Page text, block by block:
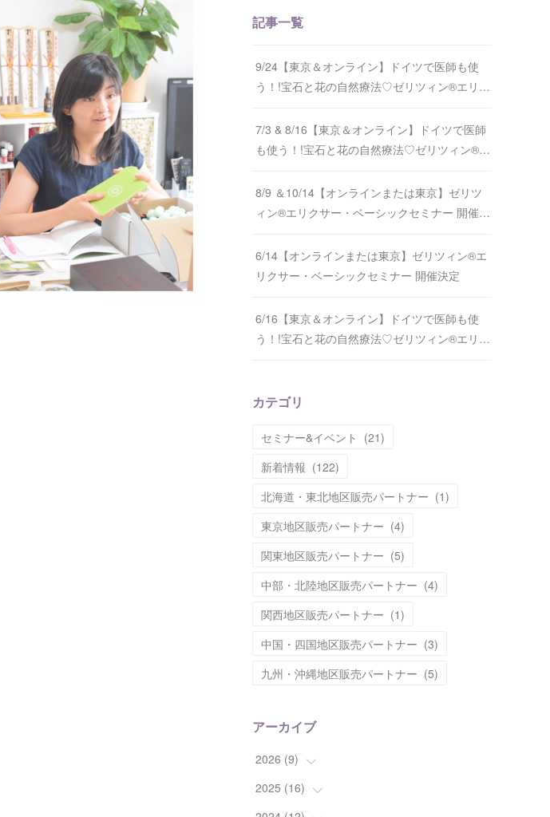
記事一覧
9/24【東京＆オンライン】ドイツで医師も使
う！!宝石と花の自然療法♡ゼリツィン®エリ…
7/3 & 8/16【東京＆オンライン】ドイツで医師
も使う！!宝石と花の自然療法♡ゼリツィン®…
8/9 ＆10/14【オンラインまたは東京】ゼリツ
ィン®エリクサー・ベーシックセミナー 開催…
6/14【オンラインまたは東京】ゼリツィン®エ
リクサー・ベーシックセミナー 開催決定
6/16【東京＆オンライン】ドイツで医師も使
う！!宝石と花の自然療法♡ゼリツィン®エリ…
カテゴリ
セミナー&イベント (21)
新着情報 (122)
北海道・東北地区販売パートナー (1)
東京地区販売パートナー (4)
関東地区販売パートナー (5)
中部・北陸地区販売パートナー (4)
関西地区販売パートナー (1)
中国・四国地区販売パートナー (3)
九州・沖縄地区販売パートナー (5)
アーカイブ
2026 (9)
(1)
2025 (16)